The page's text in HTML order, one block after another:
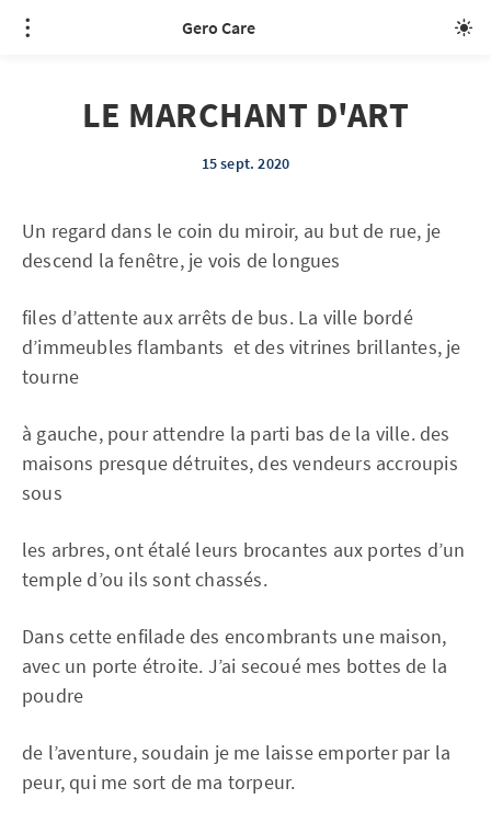
Gero Care
LE MARCHANT D'ART
15 sept. 2020
Un regard dans le coin du miroir, au but de rue, je
descend la fenêtre, je vois de longues
files d’attente aux arrêts de bus. La ville bordé
d’immeubles flambants et des vitrines brillantes, je
tourne
à gauche, pour attendre la parti bas de la ville. des
maisons presque détruites, des vendeurs accroupis
sous
les arbres, ont étalé leurs brocantes aux portes d’un
temple d’ou ils sont chassés.
Dans cette enfilade des encombrants une maison,
avec un porte étroite. J’ai secoué mes bottes de la
poudre
de l’aventure, soudain je me laisse emporter par la
peur, qui me sort de ma torpeur.